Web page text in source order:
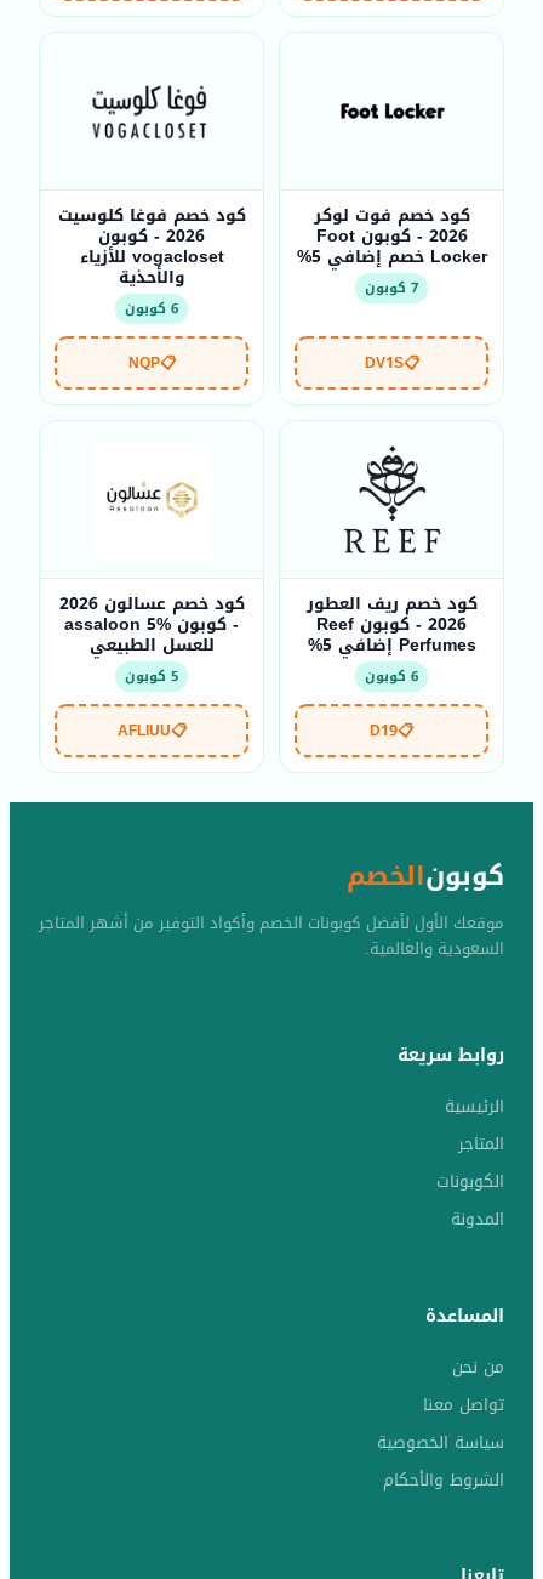
كود خصم فوت لوكر
2026 - كوبون Foot
Locker خصم إضافي 5%
7 كوبون
📋
DV1S
كود خصم فوغا كلوسيت
2026 - كوبون
vogacloset للأزياء
والأحذية
6 كوبون
📋
NQP
كود خصم ريف العطور
2026 - كوبون Reef
Perfumes إضافي 5%
6 كوبون
📋
D19
كود خصم عسالون 2026
- كوبون assaloon 5%
للعسل الطبيعي
5 كوبون
📋
AFLIUU
كوبونالخصم
موقعك الأول لأفضل كوبونات الخصم وأكواد التوفير من أشهر المتاجر
السعودية والعالمية.
روابط سريعة
الرئيسية
المتاجر
الكوبونات
المدونة
المساعدة
من نحن
تواصل معنا
سياسة الخصوصية
الشروط والأحكام